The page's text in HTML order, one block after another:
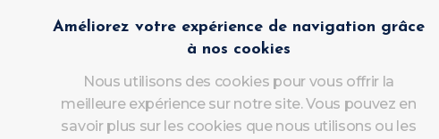
Améliorez votre expérience de navigation grâce
à nos cookies
Nous utilisons des cookies pour vous offrir la
meilleure expérience sur notre site. Vous pouvez en
savoir plus sur les cookies que nous utilisons ou les